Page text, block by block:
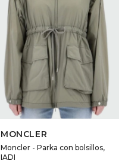
SELECCIONAR TALLE
MONCLER
Moncler - Parka con bolsillos,
IADI